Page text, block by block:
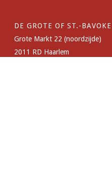
DE GROTE OF ST.-
Grote Markt 22 (noordzijde)
2011 RD Haarlem